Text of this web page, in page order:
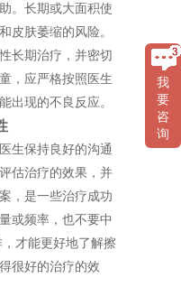
。长期或大面积使
皮肤萎缩的风险。
长期治疗，并密切
，应严格按照医生
出现的不良反应。
生保持良好的沟通
估治疗的效果，并
，是一些治疗成功
或频率，也不要中
才能更好地了解擦
很好的治疗的效
我
要
咨
询